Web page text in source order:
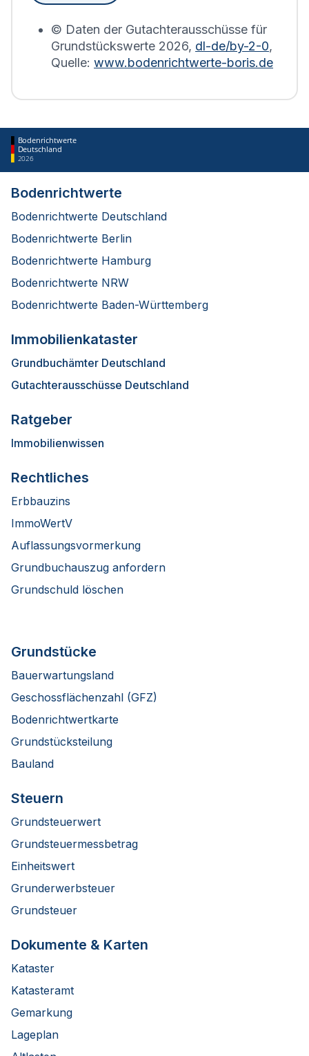
© Daten der Gutachterausschüsse für
Grundstückswerte 2026, dl-de/by-2-0,
Quelle: www.bodenrichtwerte-boris.de
Bodenrichtwerte
Deutschland
2026
Bodenrichtwerte
Bodenrichtwerte Deutschland
Bodenrichtwerte Berlin
Bodenrichtwerte Hamburg
Bodenrichtwerte NRW
Bodenrichtwerte Baden-Württemberg
Immobilienkataster
Grundbuchämter Deutschland
Gutachterausschüsse Deutschland
Ratgeber
Immobilienwissen
Rechtliches
Erbbauzins
ImmoWertV
Auflassungsvormerkung
Grundbuchauszug anfordern
Grundschuld löschen
Grundstücke
Bauerwartungsland
Geschossflächenzahl (GFZ)
Bodenrichtwertkarte
Grundstücksteilung
Bauland
Steuern
Grundsteuerwert
Grundsteuermessbetrag
Einheitswert
Grunderwerbsteuer
Grundsteuer
Dokumente & Karten
Kataster
Katasteramt
Gemarkung
Lageplan